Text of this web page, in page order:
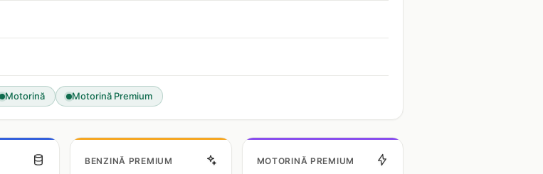
Motorină Motorină Premium
BENZINĂ PREMIUM MOTORINĂ PREMIUM